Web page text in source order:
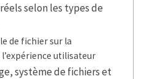
selon les types de
de fichier sur la
utilisateur
système de fichiers et